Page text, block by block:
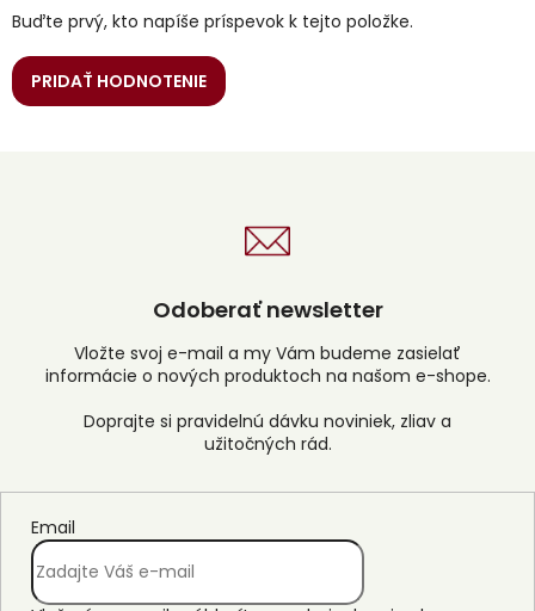
Buďte prvý, kto napíše príspevok k tejto položke.
PRIDAŤ HODNOTENIE
Odoberať newsletter
Vložte svoj e-mail a my Vám budeme zasielať
informácie o nových produktoch na našom e-shope.
Email